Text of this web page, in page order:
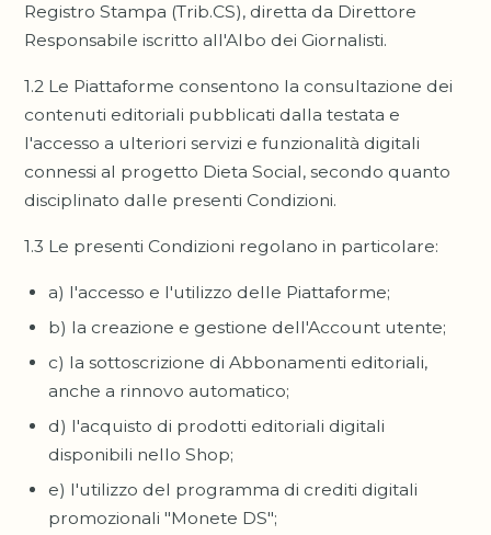
Registro Stampa (Trib.CS), diretta da Direttore
Responsabile iscritto all'Albo dei Giornalisti.
1.2 Le Piattaforme consentono la consultazione dei
contenuti editoriali pubblicati dalla testata e
l'accesso a ulteriori servizi e funzionalità digitali
connessi al progetto Dieta Social, secondo quanto
disciplinato dalle presenti Condizioni.
1.3 Le presenti Condizioni regolano in particolare:
a) l'accesso e l'utilizzo delle Piattaforme;
b) la creazione e gestione dell'Account utente;
c) la sottoscrizione di Abbonamenti editoriali,
anche a rinnovo automatico;
d) l'acquisto di prodotti editoriali digitali
disponibili nello Shop;
e) l'utilizzo del programma di crediti digitali
promozionali "Monete DS";